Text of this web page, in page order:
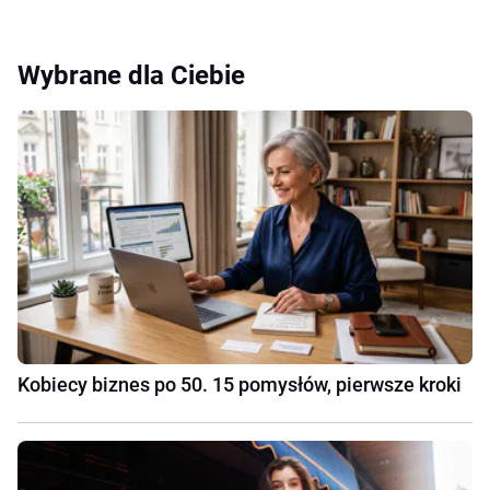
Wybrane dla Ciebie
Kobiecy biznes po 50. 15 pomysłów, pierwsze kroki